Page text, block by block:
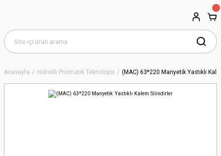
Anasayfa Hidrolik Pnömatik Teknolojisi (MAC) 63*220 Manyetik Yastıklı